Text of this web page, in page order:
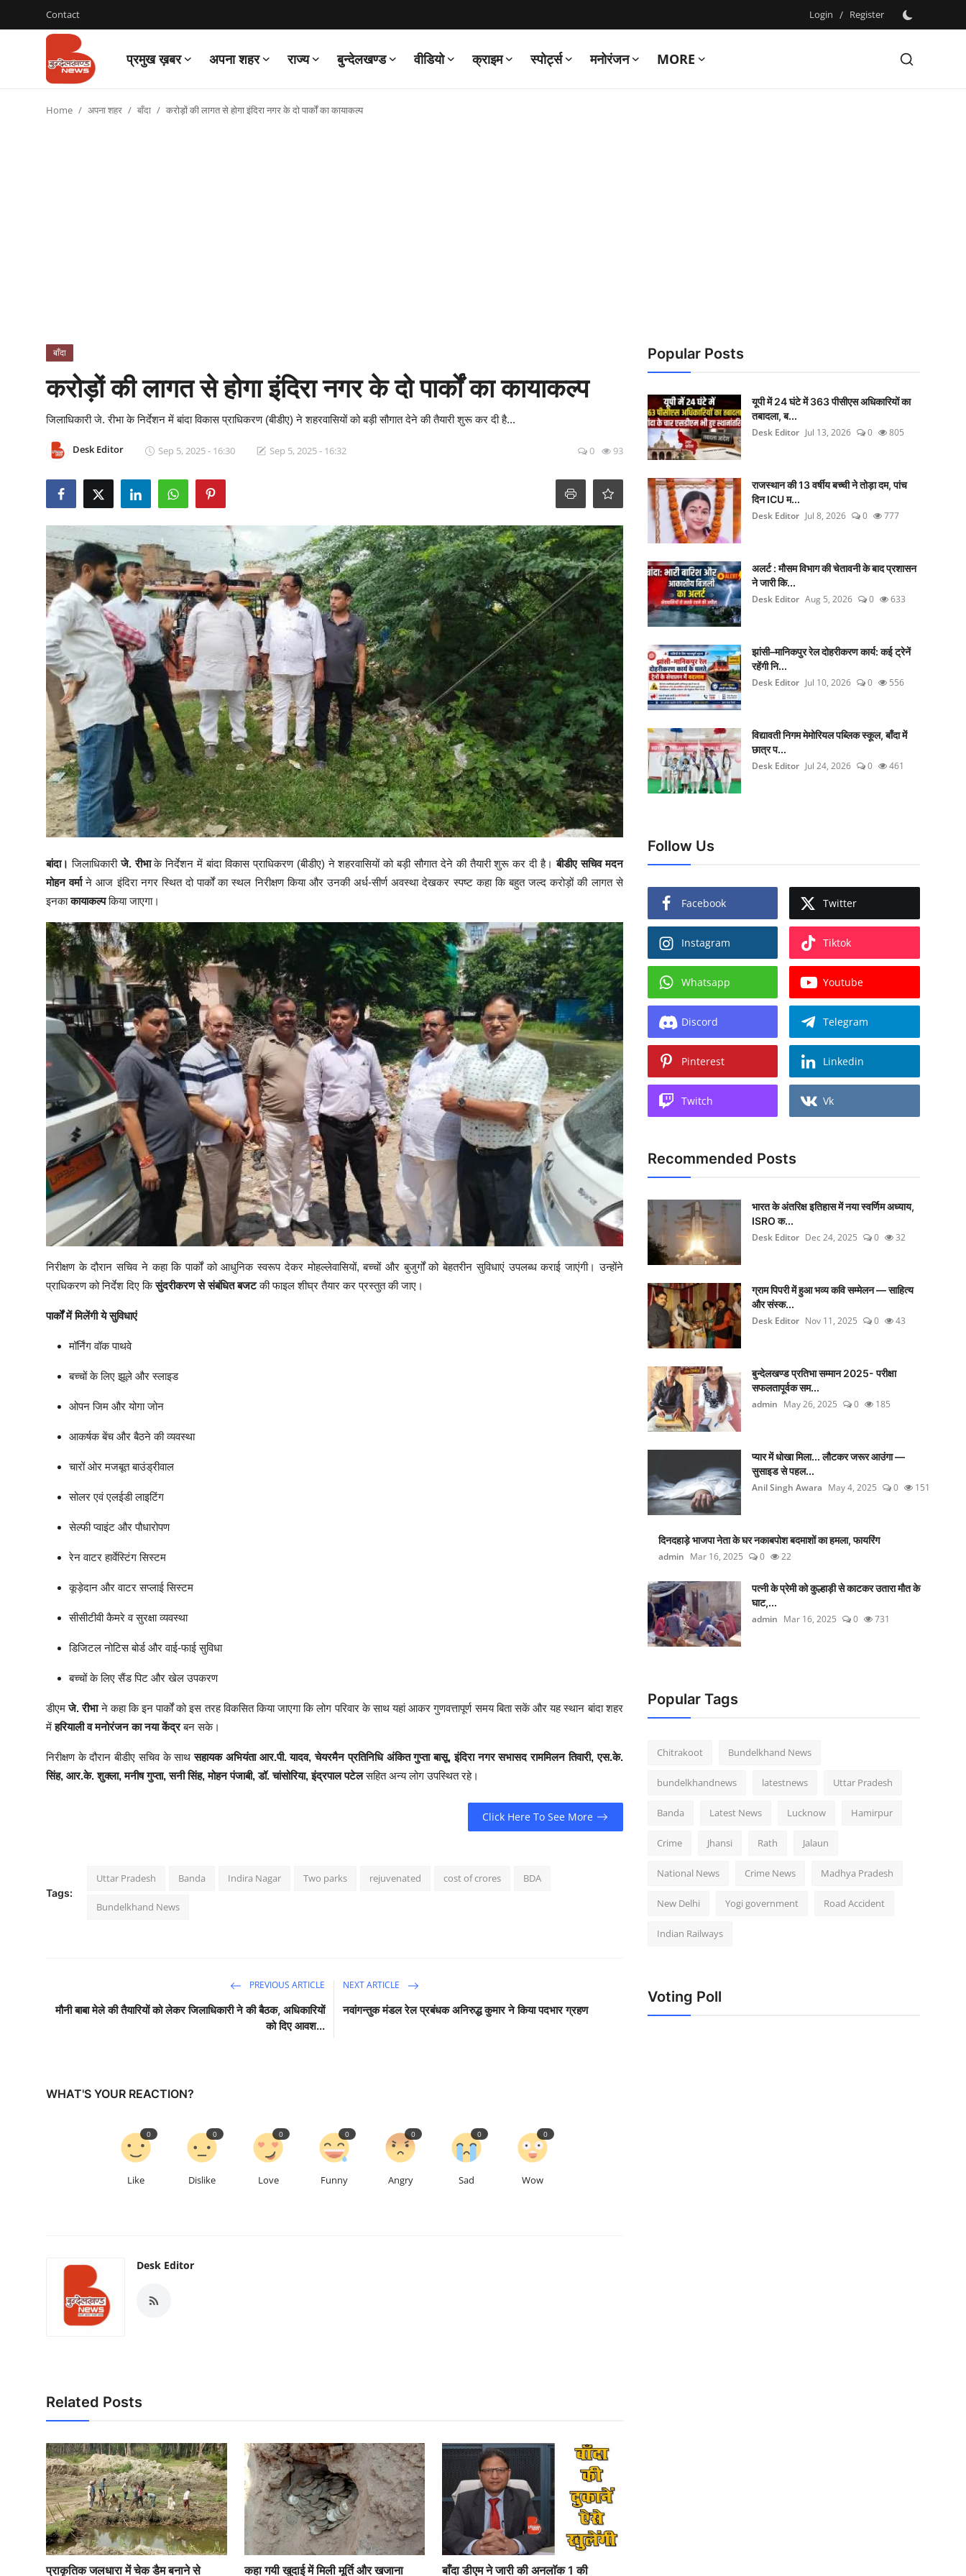
Contact Login / Register
प्रमुख ख़बर अपना शहर राज्य बुन्देलखण्ड वीडियो क्राइम स्पोर्ट्स मनोरंजन MORE
Login
Home अपना शहर बाँदा करोड़ों की लागत से होगा इंदिरा नगर के दो पार्कों का कायाकल्प
बाँदा
करोड़ों की लागत से होगा इंदिरा नगर के दो पार्कों का कायाकल्प
जिलाधिकारी जे. रीभा के निर्देशन में बांदा विकास प्राधिकरण (बीडीए) ने शहरवासियों को बड़ी सौगात देने की तैयारी शुरू कर दी है...
Desk Editor Sep 5, 2025 - 16:30 Sep 5, 2025 - 16:32 0 93
बांदा। जिलाधिकारीजे. रीभाके निर्देशन में बांदा विकास प्राधिकरण (बीडीए) ने शहरवासियों को बड़ी सौगात देने की तैयारी शुरू कर दी है।बीडीए सचिव मदन
मोहन वर्माने आज इंदिरा नगर स्थित दो पार्कों का स्थल निरीक्षण किया और उनकी अर्ध-सीर्ण अवस्था देखकर स्पष्ट कहा कि बहुत जल्द करोड़ों की लागत से
इनकाकायाकल्पकिया जाएगा।
निरीक्षण के दौरान सचिव ने कहा कि पार्कों को आधुनिक स्वरूप देकर मोहल्लेवासियों, बच्चों और बुजुर्गों को बेहतरीन सुविधाएं उपलब्ध कराई जाएंगी। उन्होंने
प्राधिकरण को निर्देश दिए किसुंदरीकरण से संबंधित बजटकी फाइल शीघ्र तैयार कर प्रस्तुत की जाए।
पार्कों में मिलेंगी ये सुविधाएं
मॉर्निंग वॉक पाथवे
बच्चों के लिए झूले और स्लाइड
ओपन जिम और योगा जोन
आकर्षक बेंच और बैठने की व्यवस्था
चारों ओर मजबूत बाउंड्रीवाल
सोलर एवं एलईडी लाइटिंग
सेल्फी प्वाइंट और पौधारोपण
रेन वाटर हार्वेस्टिंग सिस्टम
कूड़ेदान और वाटर सप्लाई सिस्टम
सीसीटीवी कैमरे व सुरक्षा व्यवस्था
डिजिटल नोटिस बोर्ड और वाई-फाई सुविधा
बच्चों के लिए सैंड पिट और खेल उपकरण
डीएमजे. रीभाने कहा कि इन पार्कों को इस तरह विकसित किया जाएगा कि लोग परिवार के साथ यहां आकर गुणवत्तापूर्ण समय बिता सकें और यह स्थान बांदा शहर
मेंहरियाली व मनोरंजन का नया केंद्रबन सके।
निरीक्षण के दौरान बीडीए सचिव के साथसहायक अभियंता आर.पी. यादव, चेयरमैन प्रतिनिधि अंकित गुप्ता बासू, इंदिरा नगर सभासद राममिलन तिवारी, एस.के.
सिंह, आर.के. शुक्ला, मनीष गुप्ता, सनी सिंह, मोहन पंजाबी, डॉ. चांसोरिया, इंद्रपाल पटेलसहित अन्य लोग उपस्थित रहे।
Click Here To See More
Tags:
Uttar Pradesh Banda Indira Nagar Two parks rejuvenated cost of crores BDA
Bundelkhand News
PREVIOUS ARTICLE
मौनी बाबा मेले की तैयारियों को लेकर जिलाधिकारी ने की बैठक, अधिकारियों
को दिए आवश...
NEXT ARTICLE
नवांगन्तुक मंडल रेल प्रबंधक अनिरुद्ध कुमार ने किया पदभार ग्रहण
WHAT'S YOUR REACTION?
Like
0
Dislike
0
Love
0
Funny
0
Angry
0
Sad
0
Wow
0
Desk Editor
Related Posts
प्राकृतिक जलधारा में चेक डैम बनाने से कहा गयी खुदाई में मिली मूर्ति और खजाना बाँदा डीएम ने जारी की अनलाॅक 1 की
Popular Posts
यूपी में 24 घंटे में 363 पीसीएस अधिकारियों का
तबादला, ब...
Desk Editor Jul 13, 2026 0 805
राजस्थान की 13 वर्षीय बच्ची ने तोड़ा दम, पांच
दिन ICU म...
Desk Editor Jul 8, 2026 0 777
अलर्ट : मौसम विभाग की चेतावनी के बाद प्रशासन
ने जारी कि...
Desk Editor Aug 5, 2026 0 633
झांसी–मानिकपुर रेल दोहरीकरण कार्य: कई ट्रेनें
रहेंगी नि...
Desk Editor Jul 10, 2026 0 556
विद्यावती निगम मेमोरियल पब्लिक स्कूल, बाँदा में
छात्र प...
Desk Editor Jul 24, 2026 0 461
Follow Us
Facebook Twitter
Instagram Tiktok
Whatsapp Youtube
Discord Telegram
Pinterest Linkedin
Twitch Vk
Recommended Posts
भारत के अंतरिक्ष इतिहास में नया स्वर्णिम अध्याय,
ISRO क...
Desk Editor Dec 24, 2025 0 32
ग्राम पिपरी में हुआ भव्य कवि सम्मेलन — साहित्य
और संस्क...
Desk Editor Nov 11, 2025 0 43
बुन्देलखण्ड प्रतिभा सम्मान 2025- परीक्षा
सफलतापूर्वक सम...
admin May 26, 2025 0 185
प्यार में धोखा मिला... लौटकर जरूर आउंगा —
सुसाइड से पहल...
Anil Singh Awara May 4, 2025 0 151
दिनदहाड़े भाजपा नेता के घर नकाबपोश बदमाशों का हमला, फायरिंग
admin Mar 16, 2025 0 22
पत्नी के प्रेमी को कुल्हाड़ी से काटकर उतारा मौत के
घाट,...
admin Mar 16, 2025 0 731
Popular Tags
Chitrakoot Bundelkhand News
bundelkhandnews latestnews Uttar Pradesh
Banda Latest News Lucknow Hamirpur
Crime Jhansi Rath Jalaun
National News Crime News Madhya Pradesh
New Delhi Yogi government Road Accident
Indian Railways
Voting Poll